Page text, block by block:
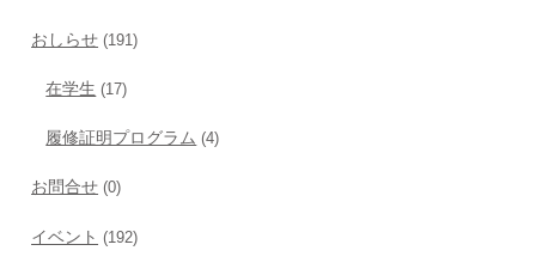
おしらせ (191)
在学生 (17)
履修証明プログラム (4)
お問合せ (0)
イベント (192)